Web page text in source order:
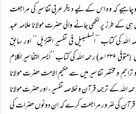
کہ وہ اس کے لیے دیگر عربی تفاسیر کی مراجعت
ہی کے طرز پر لکھی جانے والی حضرت مولانا علامہ عبد
اللہ کی کتاب ’’السلسبيل في تفسير التنزیل‘‘ اور سابق
(
متوفی ۱۴۳۹ھ) رحمہ اللہ کی کتاب ’’أيسر التفاسير لكلام
تراجم و مختصر تفاسیر میں سے حکیم الامت حضرت مولانا
رحمہ اللہ کے ترجمۂ قرآن و خلاصہ تفسیر، اور حضرت مولانا
قرآن کی ضرور مراجعت کرے کہ ان دونوں حضرات کی